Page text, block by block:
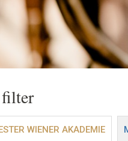
WIENER AKADEMIE